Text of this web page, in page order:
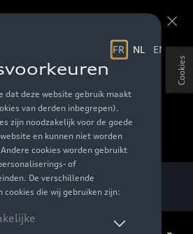
van
via
Cookies